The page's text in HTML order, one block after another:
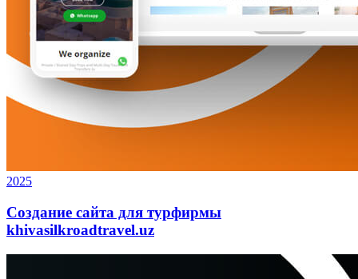
2025
Создание сайта для турфирмы
khivasilkroadtravel.uz